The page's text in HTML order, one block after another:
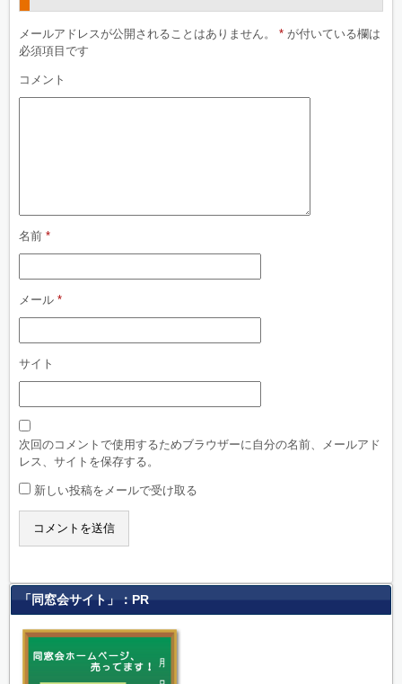
メールアドレスが公開されることはありません。 * が付いている欄は
必須項目です
コメント
名前 *
メール *
サイト
次回のコメントで使用するためブラウザーに自分の名前、メールアド
レス、サイトを保存する。
新しい投稿をメールで受け取る
「同窓会サイト」：PR